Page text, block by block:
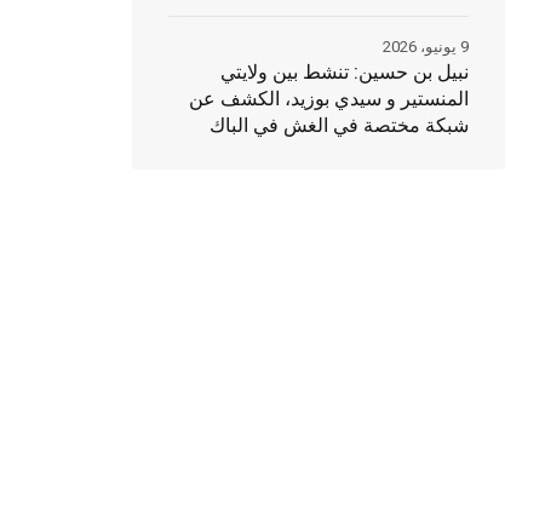
نبيل بن حسين: تنشط بين ولايتي
المنستير و سيدي بوزيد، الكشف عن
شبكة مختصة في الغش في الباك
9 يونيو، 2026